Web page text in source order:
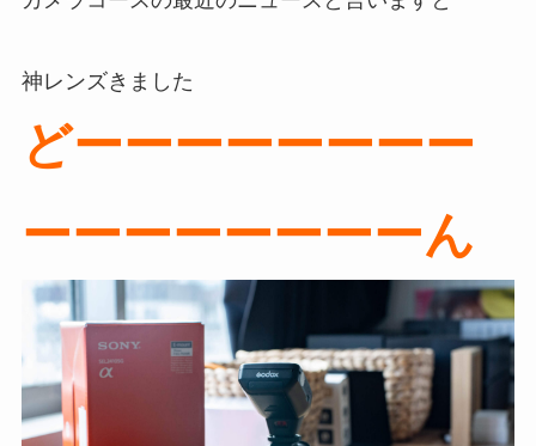
神レンズきました
どーーーーーーーー
ーーーーーーーーん